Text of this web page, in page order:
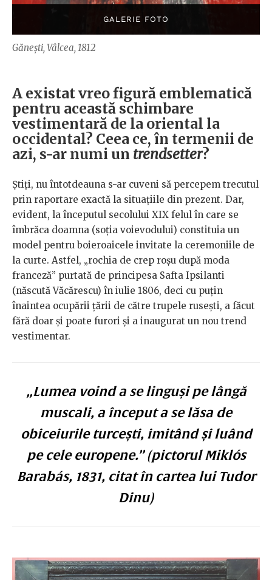
Gănești, Vâlcea, 1812
A existat vreo figură emblematică
pentru această schimbare
vestimentară de la oriental la
occidental? Ceea ce, în termenii de
azi, s-ar numi un trendsetter?
Știți, nu întotdeauna s-ar cuveni să percepem trecutul
prin raportare exactă la situațiile din prezent. Dar,
evident, la începutul secolului XIX felul în care se
îmbrăca doamna (soția voievodului) constituia un
model pentru boieroaicele invitate la ceremoniile de
la curte. Astfel, „rochia de crep roșu după moda
franceză” purtată de principesa Safta Ipsilanti
(născută Văcărescu) în iulie 1806, deci cu puțin
înaintea ocupării țării de către trupele rusești, a făcut
fără doar și poate furori și a inaugurat un nou trend
vestimentar.
„Lumea voind a se linguși pe lângă
muscali, a început a se lăsa de
obiceiurile turcești, imitând și luând
pe cele europene.” (pictorul Miklós
Barabás, 1831, citat în cartea lui Tudor
Dinu)